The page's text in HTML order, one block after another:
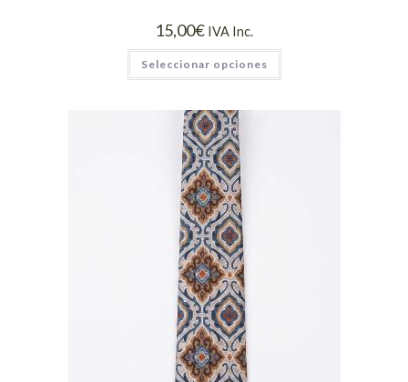
15,00€ IVA Inc.
Seleccionar opciones